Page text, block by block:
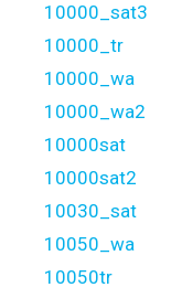
10000_sat3
10000_tr
10000_wa
10000_wa2
10000sat
10000sat2
10030_sat
10050_wa
10050tr